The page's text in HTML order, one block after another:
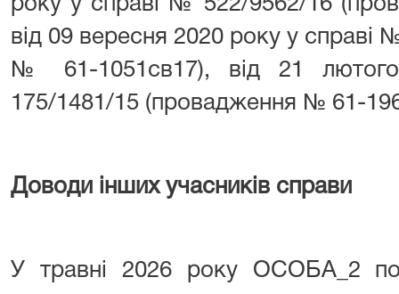
року у справі № 522/9562/16
від 09 вересня 2020 року у
№ 61-1051св17), від 21
175/1481/15 (провадження № 61-
Доводи інших учасників справи
У травні 2026 року ОСОБА_2